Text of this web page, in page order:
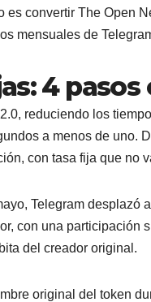
es convertir The Open
mensuales de
4 pasos
reduciendo los
a menos de uno.
con tasa fija que no
Telegram
con una
del creador original.
original del token